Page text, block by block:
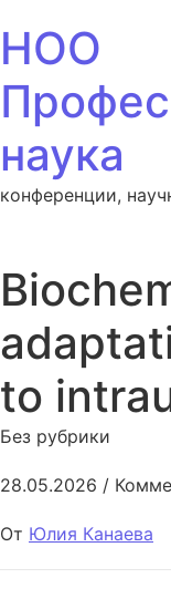
НОО
наука
конференции,
to
Без рубрики
28.05.2026 /
От Юлия Канаева